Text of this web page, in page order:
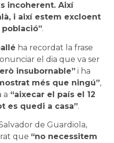
incoherent. Així
i així estem excloent
.
ha recordat la frase
el dia que va ser
insubornable” i ha
més que ningú”,
a “aixecar el país el 12
es quedi a casa”.
de Guardiola,
que “no necessitem